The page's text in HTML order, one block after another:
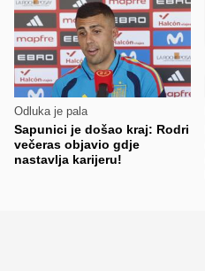
Odluka je pala
Sapunici je došao kraj: Rodri
večeras objavio gdje
nastavlja karijeru!